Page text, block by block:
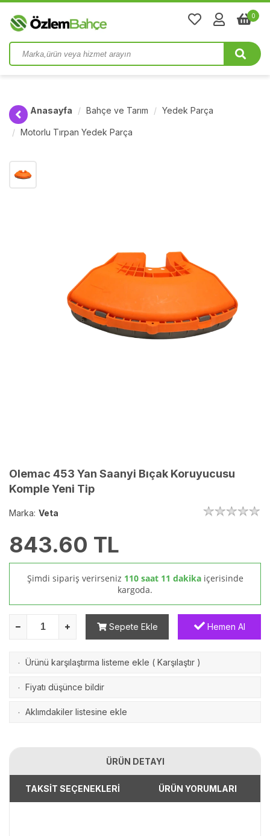
0
Anasayfa Bahçe ve Tarım Yedek Parça
Motorlu Tırpan Yedek Parça
Olemac 453 Yan Saanyi Bıçak Koruyucusu
Komple Yeni Tip
Marka: Veta
843.60 TL
Şimdi sipariş verirseniz 110 saat 11 dakika içerisinde
kargoda.
Sepete Ekle Hemen Al
· Ürünü karşılaştırma listeme ekle ( Karşılaştır )
· Fiyatı düşünce bildir
· Aklımdakiler listesine ekle
ÜRÜN DETAYI
TAKSİT SEÇENEKLERİ ÜRÜN YORUMLARI